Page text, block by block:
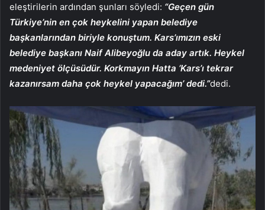
eleştirilerin ardından şunları söyledi: “Geçen gün
Türkiye’nin en çok heykelini yapan belediye
başkanlarından biriyle konuştum. Kars’ımızın eski
belediye başkanı Naif Alibeyoğlu da aday artık. Heykel
medeniyet ölçüsüdür. Korkmayın Hatta ‘Kars’ı tekrar
kazanırsam daha çok heykel yapacağım’ dedi.”dedi.